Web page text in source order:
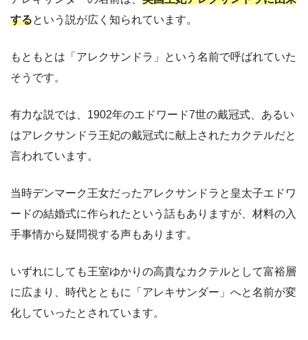
するという説が広く知られています。
もともとは「アレクサンドラ」という名前で呼ばれていた
そうです。
有力な説では、1902年のエドワード7世の戴冠式、あるい
はアレクサンドラ王妃の戴冠式に献上されたカクテルだと
言われています。
当時デンマーク王女だったアレクサンドラと皇太子エドワ
ードの結婚式に作られたという話もありますが、材料の入
手事情から疑問視する声もあります。
いずれにしても王室ゆかりの高貴なカクテルとして富裕層
に広まり、時代とともに「アレキサンダー」へと名前が変
化していったとされています。